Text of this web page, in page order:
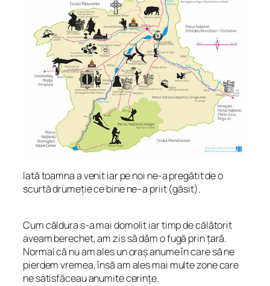
Iată toamna a venit iar pe noi ne-a pregătit de o
scurtă drumeție ce bine ne–a priit (găsit).
Cum căldura s-a mai domolit iar timp de călătorit
aveam berechet, am zis să dăm o fugă prin țară.
Normal că nu am ales un oraș anume în care să ne
pierdem vremea, însă am ales mai multe zone care
ne satisfăceau anumite cerințe.